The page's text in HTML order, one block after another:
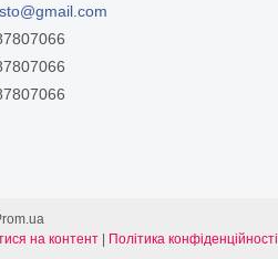
на контент Політика конфіденційності